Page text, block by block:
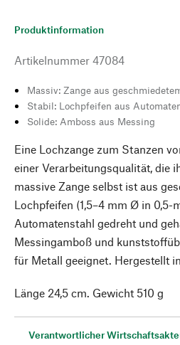
Produktinformation
Artikelnummer 47084
Massiv: Zange aus
Stabil: Lochpfeifen aus
Solide: Amboss aus Messing
Eine Lochzange zum Stanzen
einer Verarbeitungsqualität, die
massive Zange selbst ist aus
Lochpfeifen (1,5–4 mm Ø in 0,5-
Automatenstahl gedreht und
Messingamboß und
für Metall geeignet. Hergestellt
Länge 24,5 cm. Gewicht 510 g
Verantwortlicher